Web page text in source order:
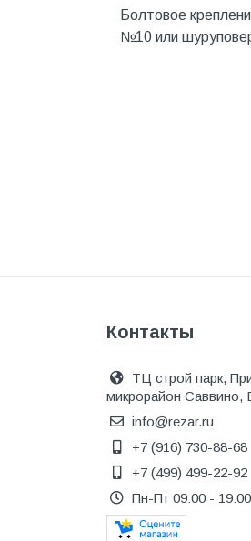
Облицовочная доска
Обогревательное
Пиломатериалы
Плинтус напольный
ПОД ЗАКАЗ
Предохранительная
Предохранительные
Болтовое
№10 или
Контакты
ТЦ строй парк,
микрорайон Саввино,
info@rezar.ru
+7 (916) 730-88-68
+7 (499) 499-22-92
Пн-Пт 09:00 - 19:00